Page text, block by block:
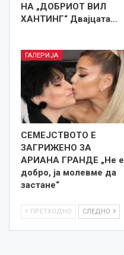
НА „ДОБРИОТ ВИЛ
ХАНТИНГ“ Двајцата…
ГАЛЕРИЈА
СЕМЕЈСТВОТО Е
ЗАГРИЖЕНО ЗА
АРИАНА ГРАНДЕ „Не е
добро, ја молевме да
застане“
ПРЕТХОДНО СЛЕДНО